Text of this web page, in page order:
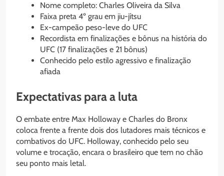
Nome completo: Charles Oliveira da Silva
Faixa preta 4º grau em jiu-jítsu
Ex-campeão peso-leve do UFC
Recordista em finalizações e bônus na história do
UFC (17 finalizações e 21 bônus)
Conhecido pelo estilo agressivo e finalização
afiada
Expectativas para a luta
O embate entre Max Holloway e Charles do Bronx
coloca frente a frente dois dos lutadores mais técnicos e
combativos do UFC. Holloway, conhecido pelo seu
volume e trocação, encara o brasileiro que tem no chão
seu ponto mais letal.